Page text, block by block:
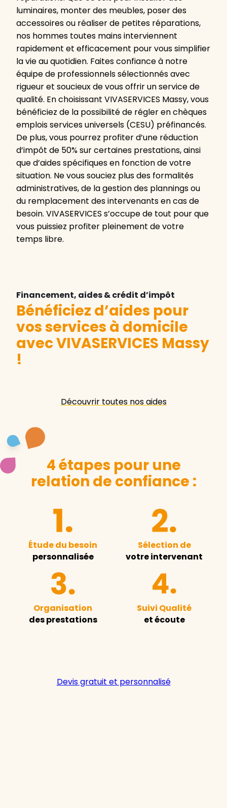
luminaires, monter des meubles, poser des
accessoires ou réaliser de petites réparations,
nos hommes toutes mains interviennent
rapidement et efficacement pour vous simplifier
la vie au quotidien. Faites confiance à notre
équipe de professionnels sélectionnés avec
rigueur et soucieux de vous offrir un service de
qualité. En choisissant VIVASERVICES Massy, vous
bénéficiez de la possibilité de régler en chèques
emplois services universels (CESU) préfinancés.
De plus, vous pourrez profiter d’une réduction
d’impôt de 50% sur certaines prestations, ainsi
que d’aides spécifiques en fonction de votre
situation. Ne vous souciez plus des formalités
administratives, de la gestion des plannings ou
du remplacement des intervenants en cas de
besoin. VIVASERVICES s’occupe de tout pour que
vous puissiez profiter pleinement de votre
temps libre.
Financement, aides & crédit d’impôt
Bénéficiez d’aides pour
vos services à domicile
avec VIVASERVICES Massy
!
Découvrir toutes nos aides
4 étapes pour une
relation de confiance :
Étude du besoin
personnalisée
Sélection de
votre intervenant
Organisation
des prestations
Suivi Qualité
et écoute
Devis gratuit et personnalisé